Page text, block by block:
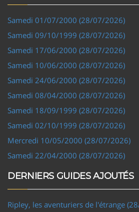
Samedi 01/07/2000 (28/07/2026)
Samedi 09/10/1999 (28/07/2026)
Samedi 17/06/2000 (28/07/2026)
Samedi 10/06/2000 (28/07/2026)
Samedi 24/06/2000 (28/07/2026)
Samedi 08/04/2000 (28/07/2026)
Samedi 18/09/1999 (28/07/2026)
Samedi 02/10/1999 (28/07/2026)
Mercredi 10/05/2000 (28/07/2026)
Samedi 22/04/2000 (28/07/2026)
DERNIERS GUIDES AJOUTÉS
Ripley, les aventuriers de l'étrange